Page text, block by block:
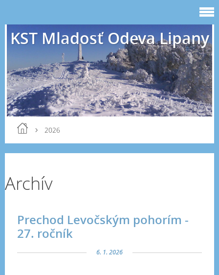
KST Mladosť Odeva Lipany
2026
Archív
Prechod Levočským pohorím -
27. ročník
6. 1. 2026